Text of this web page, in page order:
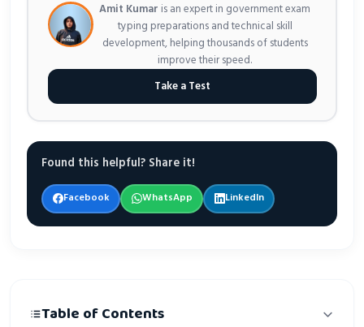
Amit Kumar is an expert in government exam
typing preparations and technical skill
development, helping thousands of students
improve their speed.
Take a Test
Found this helpful? Share it!
Facebook WhatsApp LinkedIn
Table of Contents